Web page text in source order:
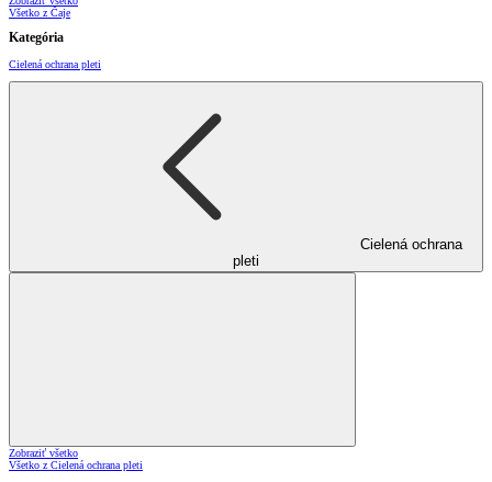
Všetko z Čaje
Kategória
Cielená ochrana pleti
Cielená ochrana
pleti
Zobraziť všetko
Všetko z Cielená ochrana pleti